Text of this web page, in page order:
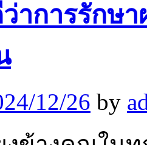
ว่าการรักษ
12/26 by